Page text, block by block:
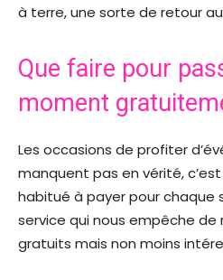
à terre, une sorte de retour
Que faire pour
moment
Les occasions de profiter
manquent pas en vérité,
habitué à payer pour chaque
service qui nous empêche de
gratuits mais non moins